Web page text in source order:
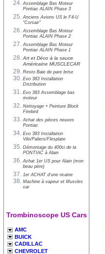
Assemblage Bas Moteur
Pontiac ALAIN Phase 3
Anciens Avions US le F4-U
"Corsair"
Assemblage Bas Moteur
Pontiac ALAIN Phase 2
Assemblage Bas Moteur
Pontiac ALAIN Phase 1
Art et Déco à la sauce
Américaine MUSCLECAR
Resto Baie de pare brise
Evo 383 Installation
Distribution
Evo 383 Assemblage bas
moteur
Nettoyage + Peinture Block
Firebird
Achat des pièces neuves
Pontiac
Evo 383 Installation
Vilo/Paliers/Flesplate
Démontage du 400ci de la
PONTIAC à Alain
Achat 1er US pour Alain (mon
beau père)
1er ACHAT d'une ricaine
Machine à vapeur et Muscles
car
Trombinoscope US Cars
AMC
BUICK
CADILLAC
CHEVROLET